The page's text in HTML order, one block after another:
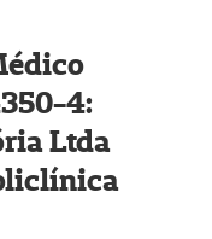
4:
Ltda